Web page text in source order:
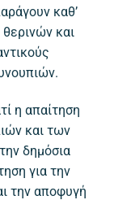
καθ’
και
η απαίτηση
και των
δημόσια
για την
την αποφυγή